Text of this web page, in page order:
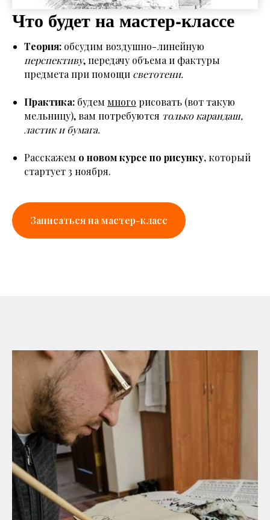
Что будет на мастер-классе
Теория: обсудим воздушно-линейную
перспективу, передачу объема и фактуры
предмета при помощи светотени.
Практика: будем много рисовать (вот такую
мельницу), вам потребуются только карандаш,
ластик и бумага.
Расскажем о новом курсе по рисунку, который
стартует 3 ноября.
Записаться на мастер-класс